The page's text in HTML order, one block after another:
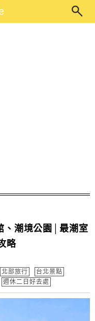
、潮境公園│最潮室
略
北部旅行
台北景點
週休二日好去處